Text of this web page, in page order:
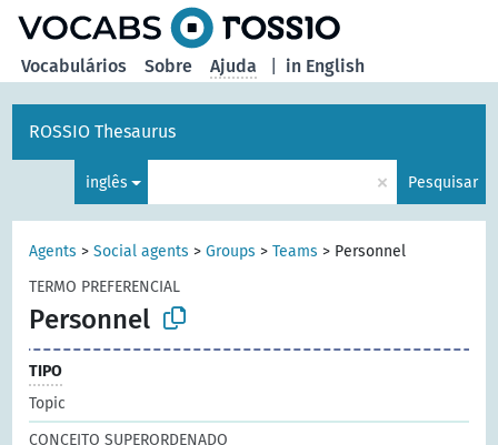
in English
Vocabulários Sobre Ajuda
ROSSIO Thesaurus
inglês × Pesquisar
Agents >Social agents >Groups >Teams > Personnel
TERMO PREFERENCIAL
Personnel
TIPO
Topic
CONCEITO SUPERORDENADO